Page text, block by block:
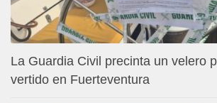
La Guardia Civil precinta un velero
vertido en Fuerteventura